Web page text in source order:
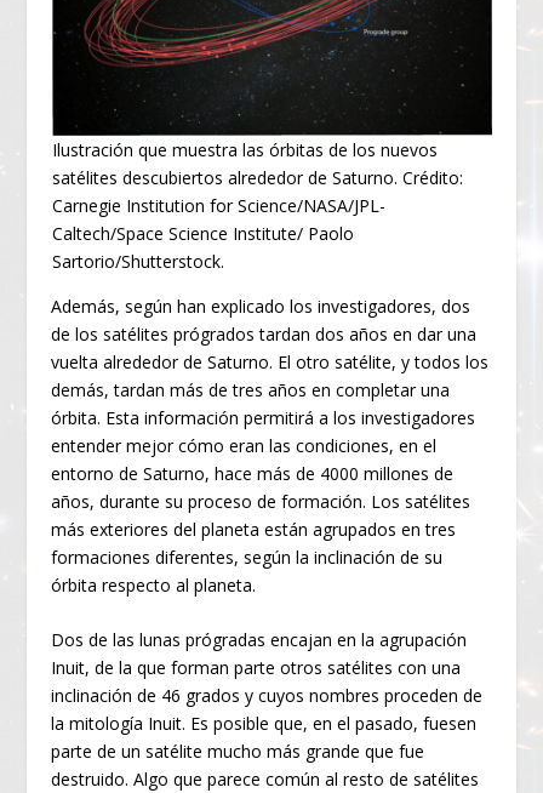
Ilustración que muestra las órbitas de los nuevos
satélites descubiertos alrededor de Saturno. Crédito:
Carnegie Institution for Science/NASA/JPL-
Caltech/Space Science Institute/ Paolo
Sartorio/Shutterstock.
Además, según han explicado los investigadores, dos
de los satélites prógrados tardan dos años en dar una
vuelta alrededor de Saturno. El otro satélite, y todos los
demás, tardan más de tres años en completar una
órbita. Esta información permitirá a los investigadores
entender mejor cómo eran las condiciones, en el
entorno de Saturno, hace más de 4000 millones de
años, durante su proceso de formación. Los satélites
más exteriores del planeta están agrupados en tres
formaciones diferentes, según la inclinación de su
órbita respecto al planeta.
Dos de las lunas prógradas encajan en la agrupación
Inuit, de la que forman parte otros satélites con una
inclinación de 46 grados y cuyos nombres proceden de
la mitología Inuit. Es posible que, en el pasado, fuesen
parte de un satélite mucho más grande que fue
destruido. Algo que parece común al resto de satélites